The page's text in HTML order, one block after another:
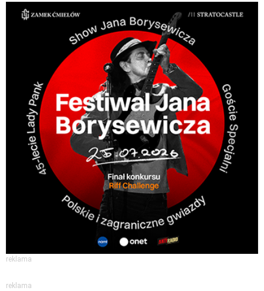
reklama
reklama